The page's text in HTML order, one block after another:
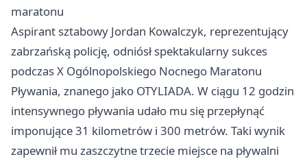
maratonu
Aspirant sztabowy Jordan Kowalczyk, reprezentujący
zabrzańską policję, odniósł spektakularny sukces
podczas X Ogólnopolskiego Nocnego Maratonu
Pływania, znanego jako OTYLIADA. W ciągu 12 godzin
intensywnego pływania udało mu się przepłynąć
imponujące 31 kilometrów i 300 metrów. Taki wynik
zapewnił mu zaszczytne trzecie miejsce na pływalni